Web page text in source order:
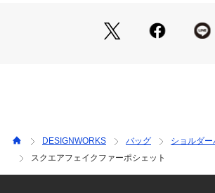
DESIGNWORKS バッグ
ショルダ
スクエアフェイクファーポシェット